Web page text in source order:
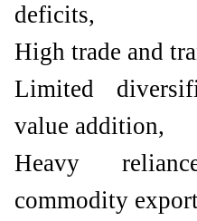
deficits,
High trade and
Limited
value addition,
Heavy
commodity